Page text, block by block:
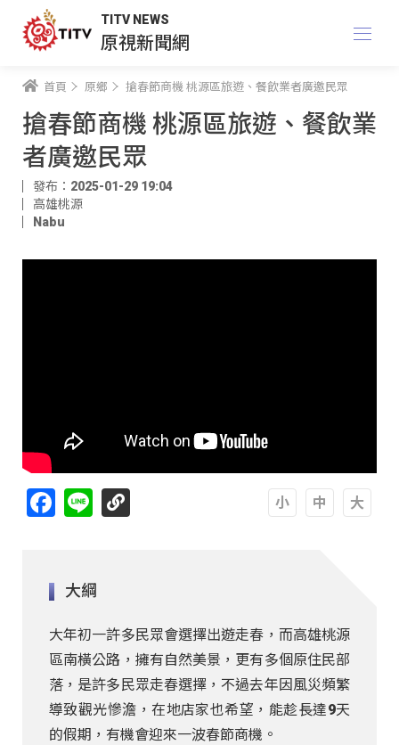
TITV NEWS
原視新聞網
首頁 原鄉 搶春節商機 桃源區旅遊、餐飲業者廣邀民眾
搶春節商機 桃源區旅遊、餐飲業
者廣邀民眾
發布：2025-01-29 19:04
高雄桃源
Nabu
Facebook
Line
大綱
大年初一許多民眾會選擇出遊走春，而高雄桃源
區南橫公路，擁有自然美景，更有多個原住民部
落，是許多民眾走春選擇，不過去年因風災頻繁
導致觀光慘澹，在地店家也希望，能趁長達9天
的假期，有機會迎來一波春節商機。